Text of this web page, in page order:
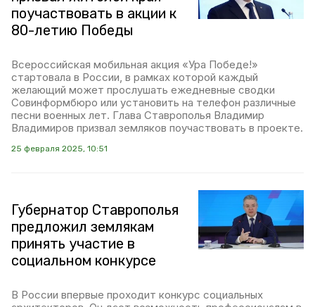
поучаствовать в акции к
80-летию Победы
Всероссийская мобильная акция «Ура Победе!»
стартовала в России, в рамках которой каждый
желающий может прослушать ежедневные сводки
Совинформбюро или установить на телефон различные
песни военных лет. Глава Ставрополья Владимир
Владимиров призвал земляков поучаствовать в проекте.
25 февраля 2025, 10:51
Губернатор Ставрополья
предложил землякам
принять участие в
социальном конкурсе
В России впервые проходит конкурс социальных